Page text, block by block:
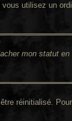
utilisez un
mon statut en
réinitialisé.